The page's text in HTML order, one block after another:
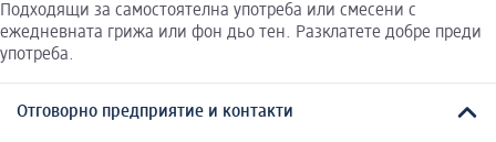
Подходящи за самостоятелна употреба или смесени с
ежедневната грижа или фон дьо тен. Разклатете добре преди
употреба.
Отговорно предприятие и контакти